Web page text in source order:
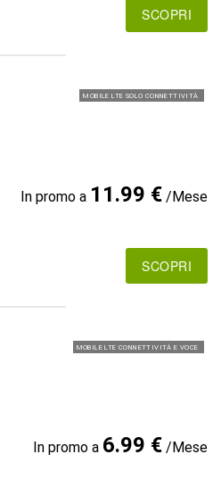
SCOPRI
MOBILE LTE SOLO CONNETTIVITÀ
In promo a 11.99 €/Mese
SCOPRI
MOBILE LTE CONNETTIVITÀ E VOCE
In promo a 6.99 €/Mese